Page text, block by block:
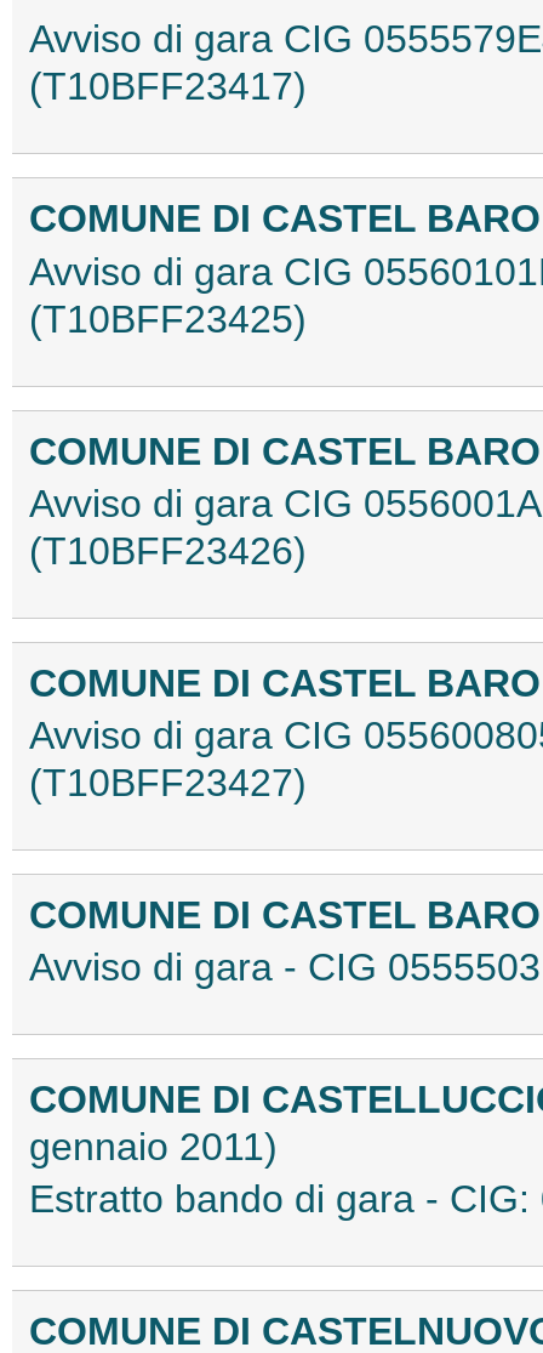
Avviso di gara CIG
(T10BFF23417)
COMUNE DI CASTEL
Avviso di gara CIG
(T10BFF23425)
COMUNE DI CASTEL
Avviso di gara CIG
(T10BFF23426)
COMUNE DI CASTEL
Avviso di gara CIG
(T10BFF23427)
COMUNE DI CASTEL
Avviso di gara - CIG
COMUNE DI
gennaio 2011)
Estratto bando di gara -
COMUNE DI